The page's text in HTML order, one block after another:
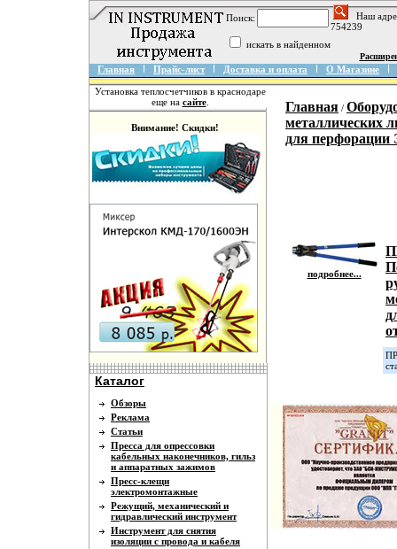
Поиск:
Наш
754239
искать в найденном
Главная Прайс-лист Доставка и оплата О Магазине
Установка теплосчетчиков в краснодаре
еще на сайте.
Внимание! Скидки!
Каталог
Обзоры
Реклама
Статьи
Пресса для опрессовки
кабельных наконечников, гильз
и аппаратных зажимов
Пресс-клещи
электромонтажные
Режущий, механический и
гидравлический инструмент
Инструмент для снятия
изоляции с провода и кабеля
Главная /
металлических
для
подробнее...